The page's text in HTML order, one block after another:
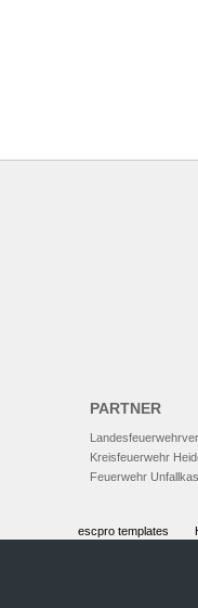
PARTNER
Kreisfeuerwehr
Feuerwehr
escpro templates